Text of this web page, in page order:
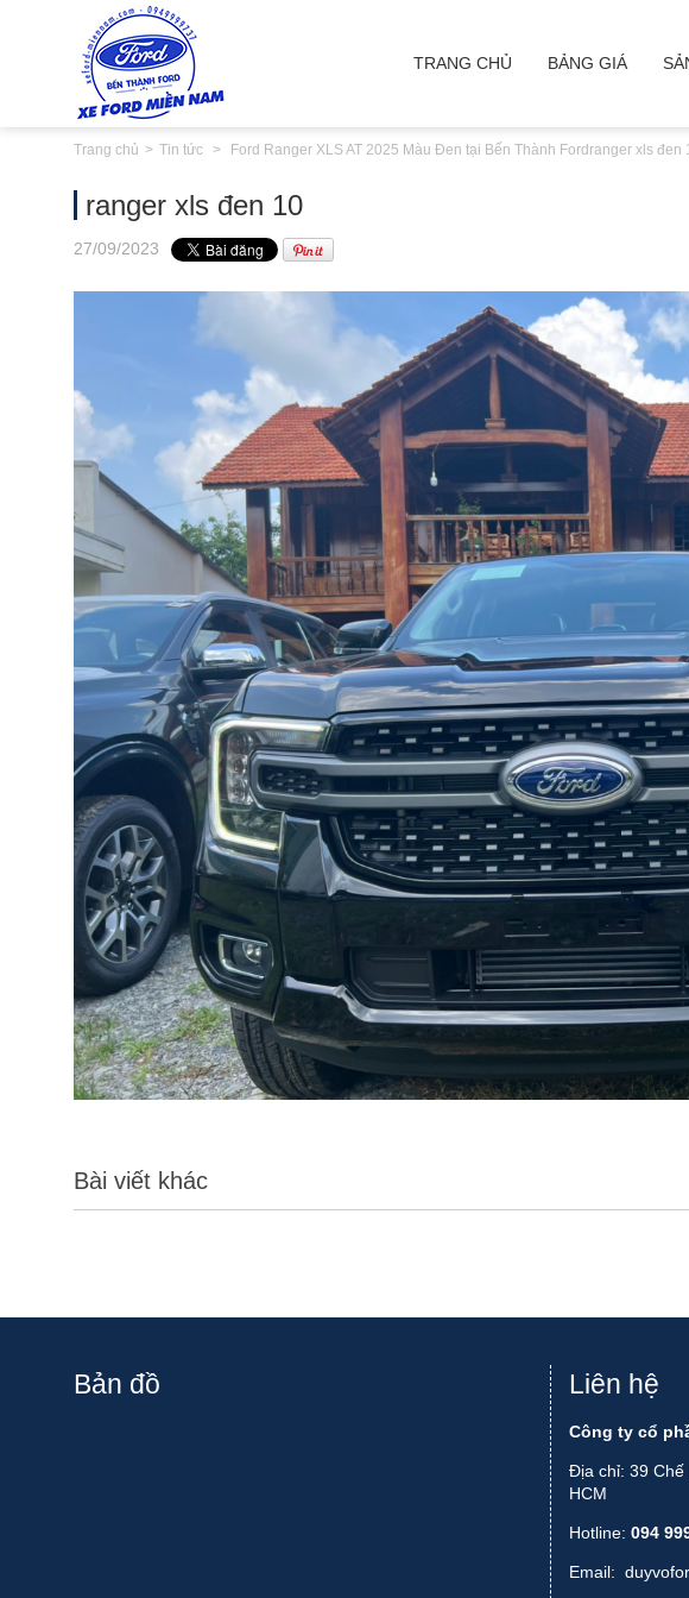
TRANG CHỦ BẢNG GIÁ
Trang chủ Tin tức Ford Ranger XLS AT 2025 Màu Đen tại Bến Thành Ford ranger xls đen
ranger xls đen 10
27/09/2023
Bài viết khác
Bản đồ Liên hệ
Công ty cổ
Địa chỉ: 39 Chế
HCM
Hotline: 094
Email: